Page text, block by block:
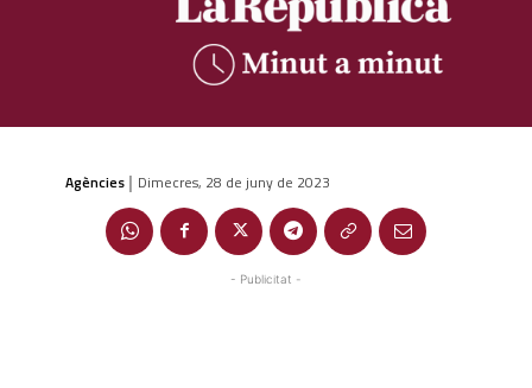
Agències | Dimecres, 28 de juny de 2023
- Publicitat -